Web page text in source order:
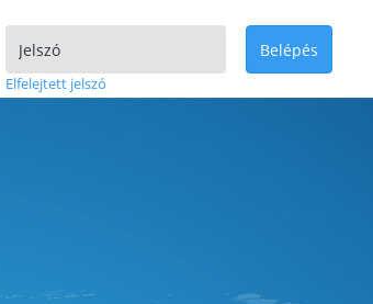
Elfelejtett jelszó
Belépés